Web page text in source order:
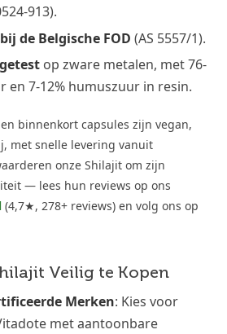
913).
de Belgische FOD (AS 5557/1).
op zware metalen, met 76-
en 7-12% humuszuur in resin.
binnenkort capsules zijn vegan,
met snelle levering vanuit
onze Shilajit om zijn
— lees hun reviews op ons
(4,7★, 278+ reviews) en volg ons op
Veilig te Kopen
Merken: Kies voor
met aantoonbare